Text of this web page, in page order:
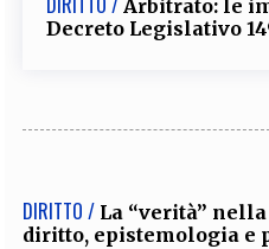
Arbitrato: le
Decreto Legislativo
DIRITTO / La “verità”
diritto, epistemologia e